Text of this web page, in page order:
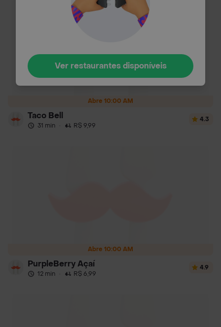
Abre 10:00 AM
Taco Bell
31 min · R$ 9,99
4.3
Abre 10:00 AM
PurpleBerry Açaí
12 min · R$ 6,99
4.9
Ver restaurantes disponíveis